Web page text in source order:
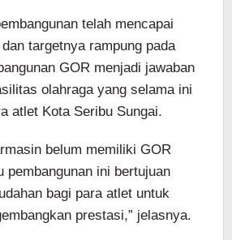
telah mencapai
targetnya rampung pada
GOR menjadi jawaban
olahraga yang selama ini
atlet Kota Seribu Sungai.
belum memiliki GOR
ini bertujuan
bagi para atlet untuk
prestasi,” jelasnya.